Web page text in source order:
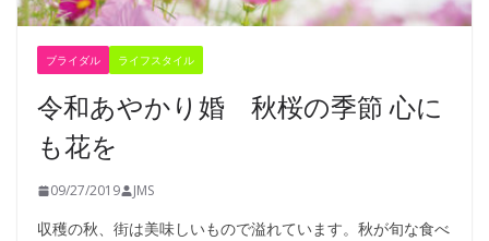
ブライダル ライフスタイル
令和あやかり婚 秋桜の季節 心に
も花を
09/27/2019 JMS
収穫の秋、街は美味しいもので溢れています。秋が旬な食べ